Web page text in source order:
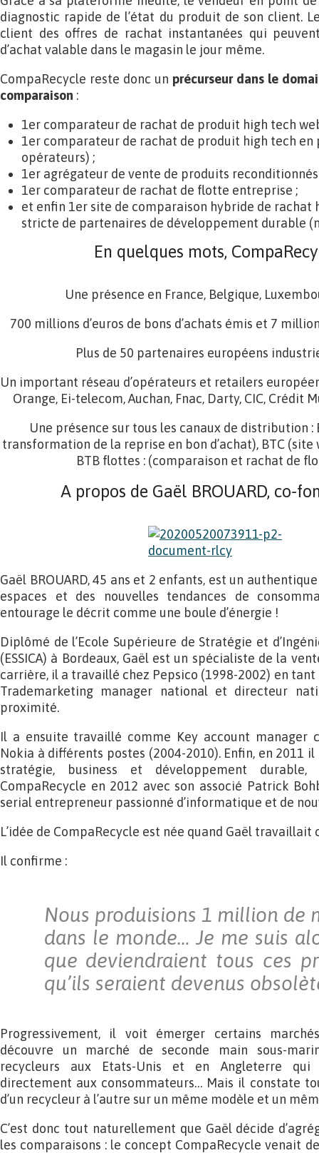
diagnostic rapide de l’état du produit de son client.
client des offres de rachat instantanées qui
d’achat valable dans le magasin le jour même.
CompaRecycle reste donc un précurseur dans le
comparaison :
1er comparateur de rachat de produit high tech
1er comparateur de rachat de produit high tech
opérateurs) ;
1er agrégateur de vente de produits reconditionnés
1er comparateur de rachat de flotte entreprise ;
et enfin 1er site de comparaison hybride de rachat
stricte de partenaires de développement durable
En quelques mots,
Une présence en France, Belgique,
700 millions d’euros de bons d’achats émis et 7
Plus de 50 partenaires européens
Un important réseau d’opérateurs et retailers
Orange, Ei-telecom, Auchan, Fnac, Darty, CIC, Crédit
Une présence sur tous les canaux de distribution :
transformation de la reprise en bon d’achat), BTC (site
BTB flottes : (comparaison et rachat de
A propos de Gaël BROUARD, co-
Gaël BROUARD, 45 ans et 2 enfants, est un
espaces et des nouvelles tendances de
entourage le décrit comme une boule d’énergie !
Diplômé de l’Ecole Supérieure de Stratégie et
(ESSICA) à Bordeaux, Gaël est un spécialiste de la
carrière, il a travaillé chez Pepsico (1998-2002) en
Trademarketing manager national et directeur
proximité.
Il a ensuite travaillé comme Key account manager
Nokia à différents postes (2004-2010). Enfin, en 2011
stratégie, business et développement
CompaRecycle en 2012 avec son associé Patrick
serial entrepreneur passionné d’informatique et de
L’idée de CompaRecycle est née quand Gaël travaillait
Il confirme :
Nous produisions 1 million de
dans le monde… Je me suis
que deviendraient tous ces
qu’ils seraient devenus
Progressivement, il voit émerger certains
découvre un marché de seconde main sous-
recycleurs aux Etats-Unis et en Angleterre qui
directement aux consommateurs… Mais il constate
d’un recycleur à l’autre sur un même modèle et un
C’est donc tout naturellement que Gaël décide
les comparaisons : le concept CompaRecycle venait